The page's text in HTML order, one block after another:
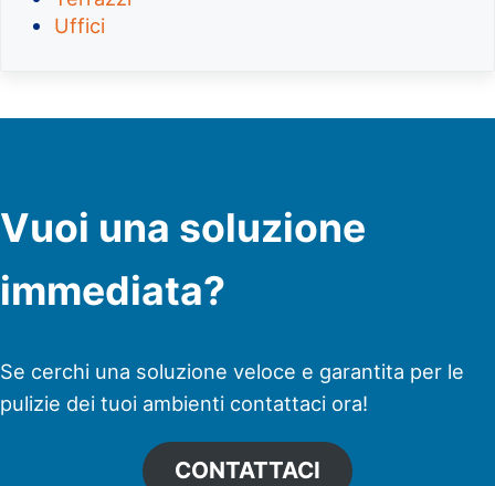
Uffici
Vuoi una soluzione
immediata?
Se cerchi una soluzione veloce e garantita per le
pulizie dei tuoi ambienti contattaci ora!
CONTATTACI